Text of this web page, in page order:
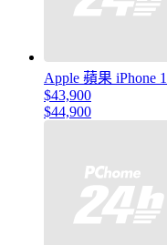
Apple 蘋果 iPhone
$43,900
$44,900